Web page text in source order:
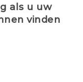
als u uw
vinden